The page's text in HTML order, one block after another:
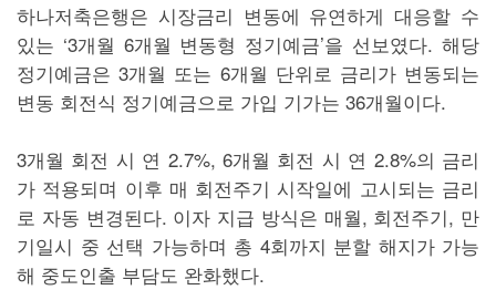
하나저축은행은 시장금리 변동에 유연하게 대응할 수
있는 ‘3개월 6개월 변동형 정기예금’을 선보였다. 해당
정기예금은 3개월 또는 6개월 단위로 금리가 변동되는
변동 회전식 정기예금으로 가입 기가는 36개월이다.
3개월 회전 시 연 2.7%, 6개월 회전 시 연 2.8%의 금리
가 적용되며 이후 매 회전주기 시작일에 고시되는 금리
로 자동 변경된다. 이자 지급 방식은 매월, 회전주기, 만
기일시 중 선택 가능하며 총 4회까지 분할 해지가 가능
해 중도인출 부담도 완화했다.